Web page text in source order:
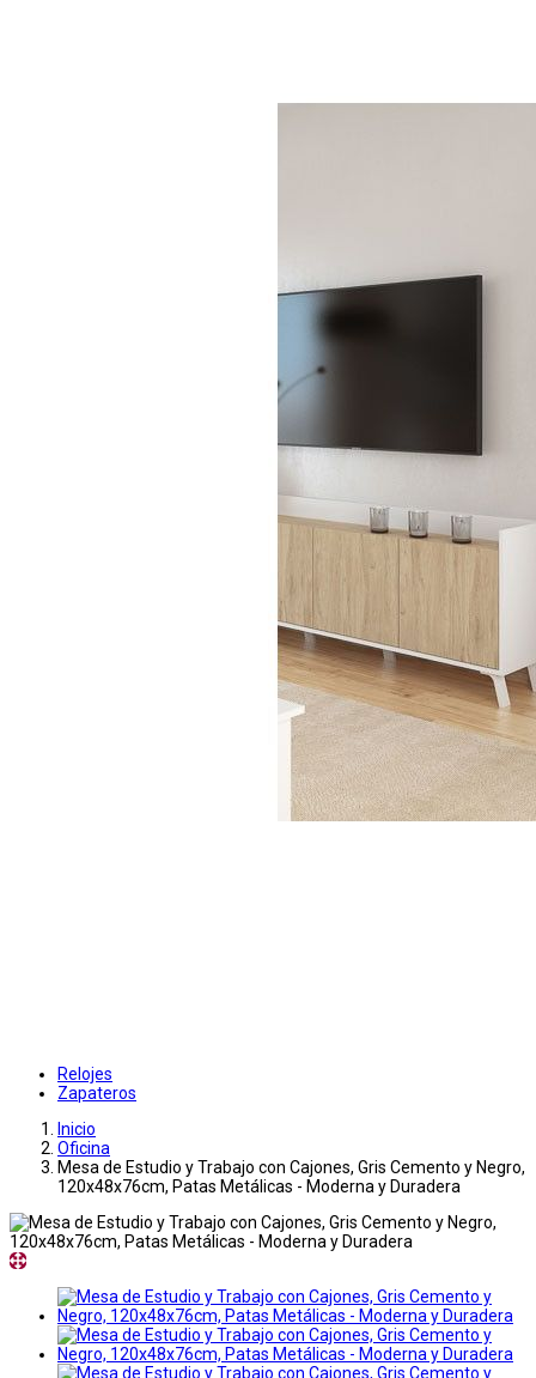
Relojes
Zapateros
Inicio
Oficina
Mesa de Estudio y Trabajo con Cajones, Gris Cemento y Negro,
120x48x76cm, Patas Metálicas - Moderna y Duradera